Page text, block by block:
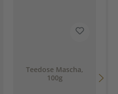
Teedose Mascha,
100g